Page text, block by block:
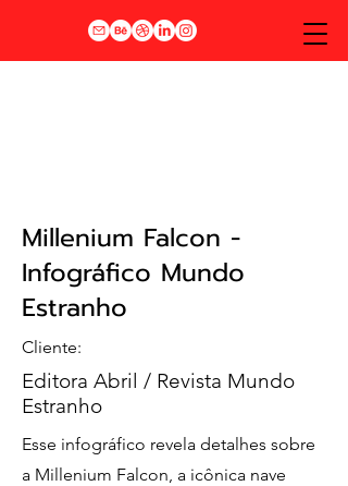
Millenium Falcon -
Infográfico Mundo
Estranho
Cliente:
Editora Abril / Revista Mundo
Estranho
Esse infográfico revela detalhes sobre
a Millenium Falcon, a icônica nave